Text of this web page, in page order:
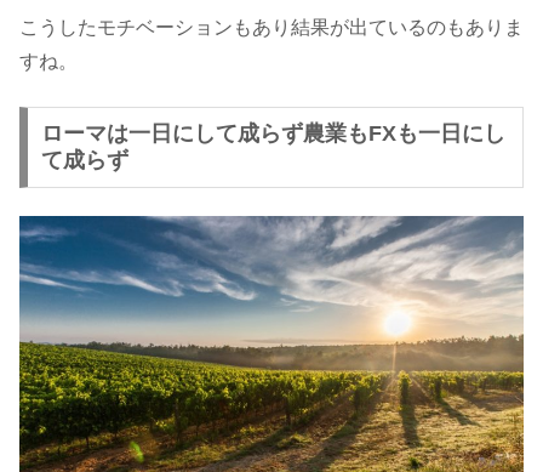
こうしたモチベーションもあり結果が出ているのもありま
すね。
ローマは一日にして成らず農業もFXも一日にし
て成らず